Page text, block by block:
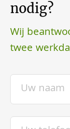
nodig?
Wij
twee